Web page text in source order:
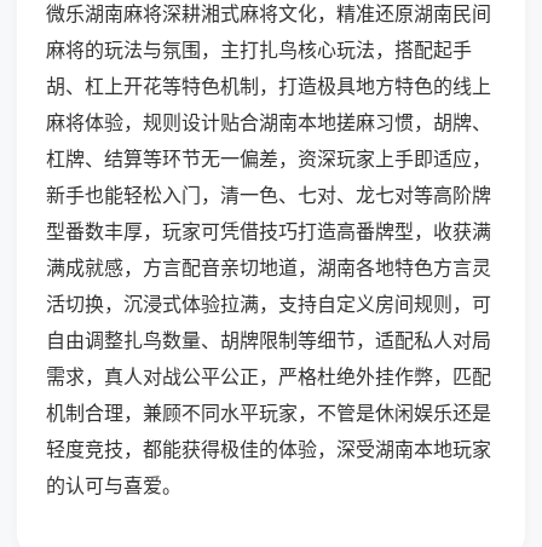
微乐湖南麻将深耕湘式麻将文化，精准还原湖南民间
麻将的玩法与氛围，主打扎鸟核心玩法，搭配起手
胡、杠上开花等特色机制，打造极具地方特色的线上
麻将体验，规则设计贴合湖南本地搓麻习惯，胡牌、
杠牌、结算等环节无一偏差，资深玩家上手即适应，
新手也能轻松入门，清一色、七对、龙七对等高阶牌
型番数丰厚，玩家可凭借技巧打造高番牌型，收获满
满成就感，方言配音亲切地道，湖南各地特色方言灵
活切换，沉浸式体验拉满，支持自定义房间规则，可
自由调整扎鸟数量、胡牌限制等细节，适配私人对局
需求，真人对战公平公正，严格杜绝外挂作弊，匹配
机制合理，兼顾不同水平玩家，不管是休闲娱乐还是
轻度竞技，都能获得极佳的体验，深受湖南本地玩家
的认可与喜爱。